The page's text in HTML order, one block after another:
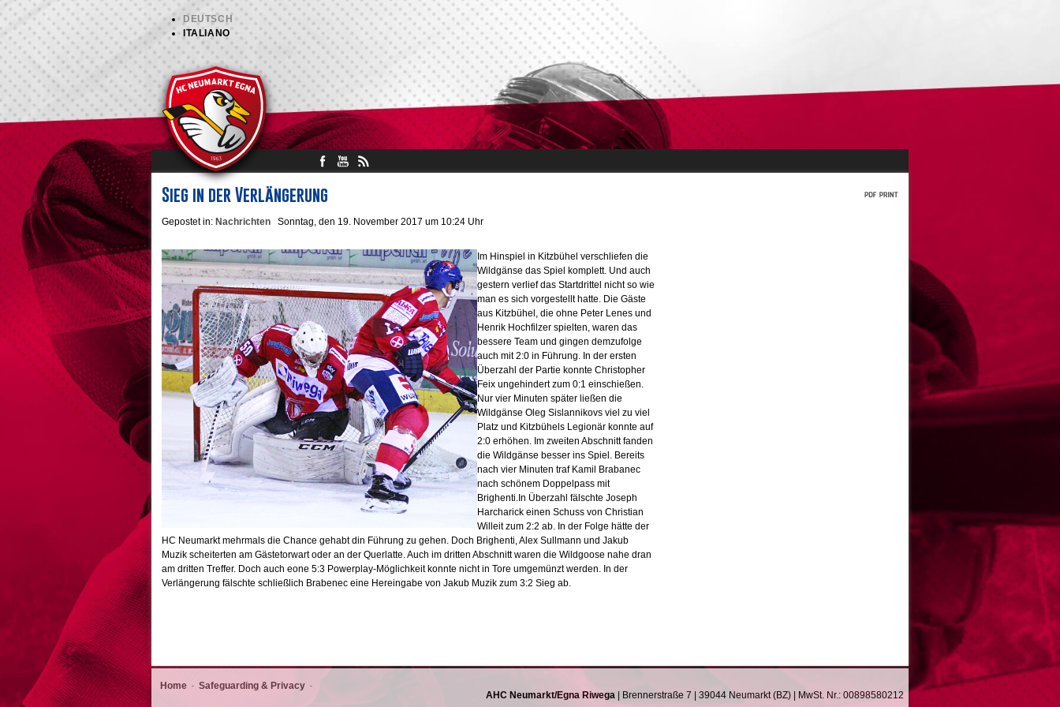
DEUTSCH
ITALIANO
Sieg in der Verlängerung
Gepostet in: Nachrichten Sonntag, den 19. November 2017 um 10:24 Uhr
Im Hinspiel in Kitzbühel verschliefen die
Wildgänse das Spiel komplett. Und auch
gestern verlief das Startdrittel nicht so wie
man es sich vorgestellt hatte. Die Gäste
aus Kitzbühel, die ohne Peter Lenes und
Henrik Hochfilzer spielten, waren das
bessere Team und gingen demzufolge
auch mit 2:0 in Führung. In der ersten
Überzahl der Partie konnte Christopher
Feix ungehindert zum 0:1 einschießen.
Nur vier Minuten später ließen die
Wildgänse Oleg Sislannikovs viel zu viel
Platz und Kitzbühels Legionär konnte auf
2:0 erhöhen. Im zweiten Abschnitt fanden
die Wildgänse besser ins Spiel. Bereits
nach vier Minuten traf Kamil Brabanec
nach schönem Doppelpass mit
Brighenti.In Überzahl fälschte Joseph
Harcharick einen Schuss von Christian
Willeit zum 2:2 ab. In der Folge hätte der
HC Neumarkt mehrmals die Chance gehabt din Führung zu gehen. Doch Brighenti, Alex Sullmann und Jakub
Muzik scheiterten am Gästetorwart oder an der Querlatte. Auch im dritten Abschnitt waren die Wildgoose nahe dran
am dritten Treffer. Doch auch eone 5:3 Powerplay-Möglichkeit konnte nicht in Tore umgemünzt werden. In der
Verlängerung fälschte schließlich Brabenec eine Hereingabe von Jakub Muzik zum 3:2 Sieg ab.
Home
Safeguarding & Privacy
AHC Neumarkt/Egna Riwega
| Brennerstraße 7 | 39044 Neumarkt (BZ) | MwSt. Nr.: 00898580212